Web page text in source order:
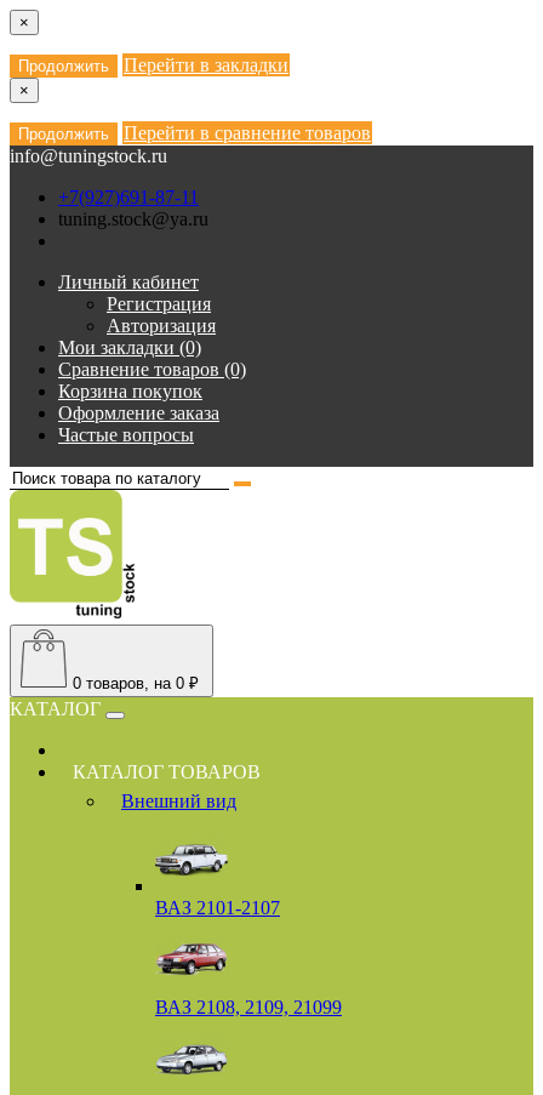
×
Продолжить Перейти в закладки
×
Продолжить
Перейти в сравнение товаров
info@tuningstock.ru
+7(927)691-87-11
tuning.stock@ya.ru
Личный кабинет
Регистрация
Авторизация
Мои закладки (0)
Сравнение товаров (0)
Корзина покупок
Оформление заказа
Частые вопросы
0 товаров, на 0 ₽
КАТАЛОГ
КАТАЛОГ ТОВАРОВ
Внешний вид
ВАЗ 2101-2107
ВАЗ 2108, 2109, 21099